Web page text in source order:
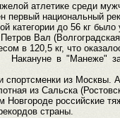
атлетике среди
первый национальный
категории до 56 кг было
Вал
в 120,5 кг, что
в "Манеже"
спортсменки из Москвы.
из Сальска
российские
страны.